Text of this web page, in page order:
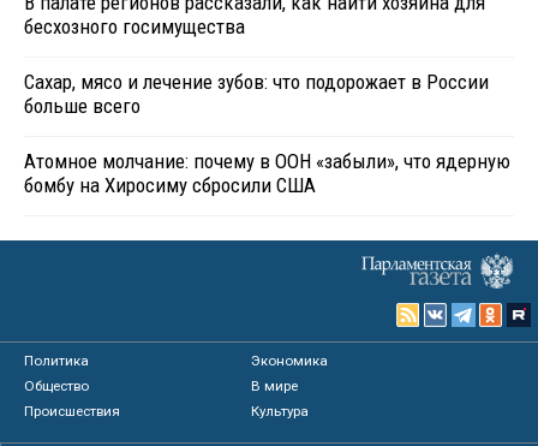
бесхозного госимущества
Сахар, мясо и лечение зубов: что подорожает в России
больше всего
Атомное молчание: почему в ООН «забыли», что ядерную
бомбу на Хиросиму сбросили США
Политика
Экономика
Общество
В мире
Происшествия
Культура